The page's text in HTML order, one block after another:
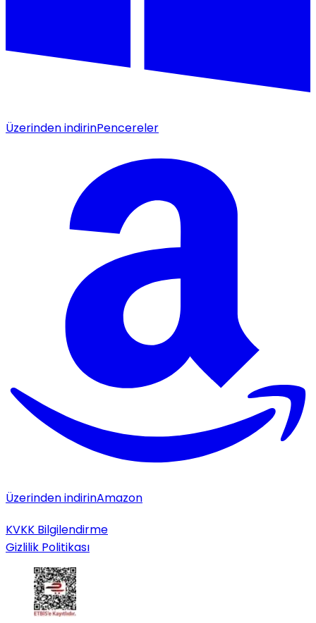
Üzerinden indirinPencereler
Üzerinden indirinAmazon
KVKK Bilgilendirme
Gizlilik Politikası